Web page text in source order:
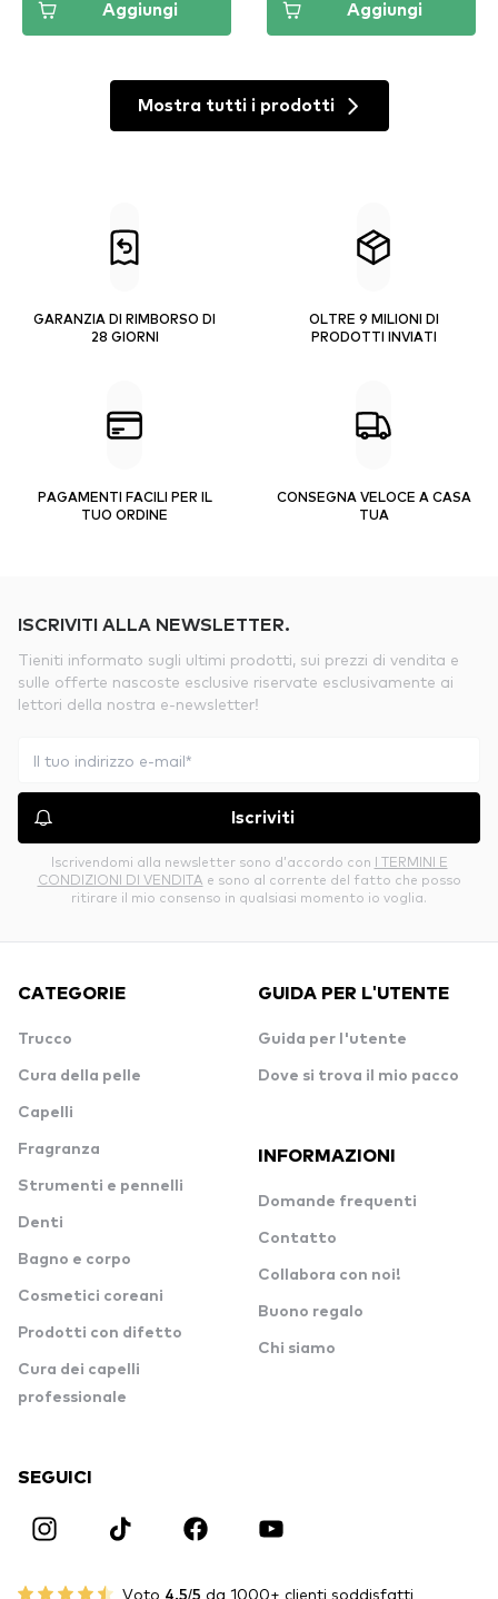
Aggiungi Aggiungi
Mostra tutti i prodotti
GARANZIA DI RIMBORSO DI
28 GIORNI
OLTRE 9 MILIONI DI
PRODOTTI INVIATI
PAGAMENTI FACILI PER IL
TUO ORDINE
CONSEGNA VELOCE A CASA
TUA
ISCRIVITI ALLA NEWSLETTER.
Tieniti informato sugli ultimi prodotti, sui prezzi di vendita e
sulle offerte nascoste esclusive riservate esclusivamente ai
lettori della nostra e-newsletter!
Iscriviti
Iscrivendomi alla newsletter sono d’accordo con I TERMINI E
CONDIZIONI DI VENDITA e sono al corrente del fatto che posso
ritirare il mio consenso in qualsiasi momento io voglia.
CATEGORIE
Trucco
Cura della pelle
Capelli
Fragranza
Strumenti e pennelli
Denti
Bagno e corpo
Cosmetici coreani
Prodotti con difetto
Cura dei capelli
professionale
GUIDA PER L'UTENTE
Guida per l'utente
Dove si trova il mio pacco
INFORMAZIONI
Domande frequenti
Contatto
Collabora con noi!
Buono regalo
Chi siamo
SEGUICI
Voto 4.5/5 da 1000+ clienti soddisfatti